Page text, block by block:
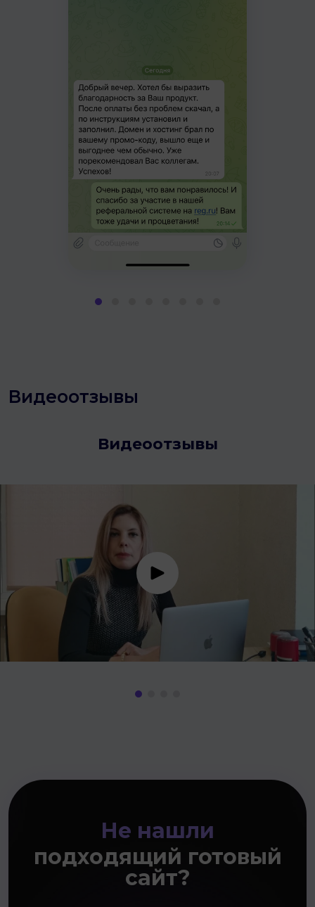
Видеоотзывы
Видеоотзывы
Не нашли
подходящий готовый
сайт?